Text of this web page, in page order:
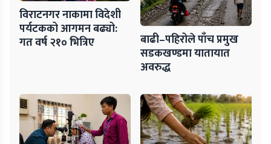
विराटनगर नाकामा विदेशी
पर्यटकको आगमन बढ्यो:
गत वर्ष २१० भित्रिए बाढी–पहिरोले पाँच प्रमुख
सडकखण्डमा यातायात
अवरुद्ध